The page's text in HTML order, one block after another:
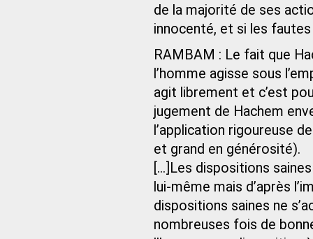
de la majorité de ses
innocenté, et si les
RAMBAM : Le fait que
l’homme agisse sous
agit librement et c’est
jugement de Hachem
l’application rigoureuse
et grand en générosité).
[...]Les dispositions
lui-même mais d’après
dispositions saines ne
nombreuses fois de